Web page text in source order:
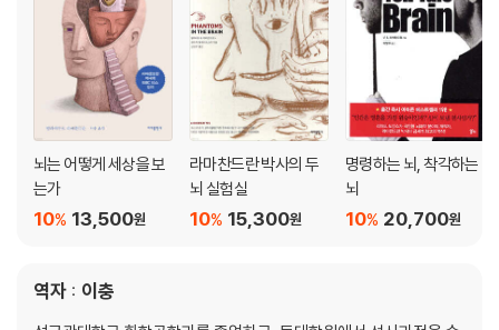
뇌는 어떻게 세상을 보
는가
13,500원
10%
라마찬드란 박사의 두
뇌 실험실
15,300원
10%
명령하는 뇌, 착각하는
뇌
20,700원
10%
역자 : 이충